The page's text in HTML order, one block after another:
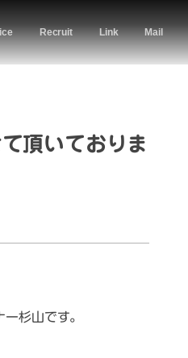
Recruit Link Mail
頂いておりま
杉山です。